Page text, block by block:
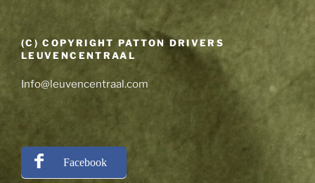
(C) COPYRIGHT PATTON DRIVERS
LEUVENCENTRAAL
Info@leuvencentraal.com
Facebook